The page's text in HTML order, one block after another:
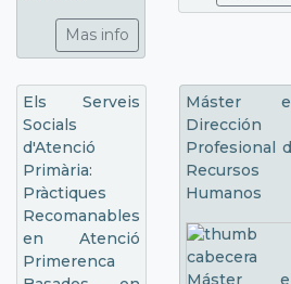
Mas info
Els Serveis
Socials
d'Atenció
Primària:
Pràctiques
Recomanables
en Atenció
Primerenca
Máster
Dirección
Profesional
Recursos
Humanos